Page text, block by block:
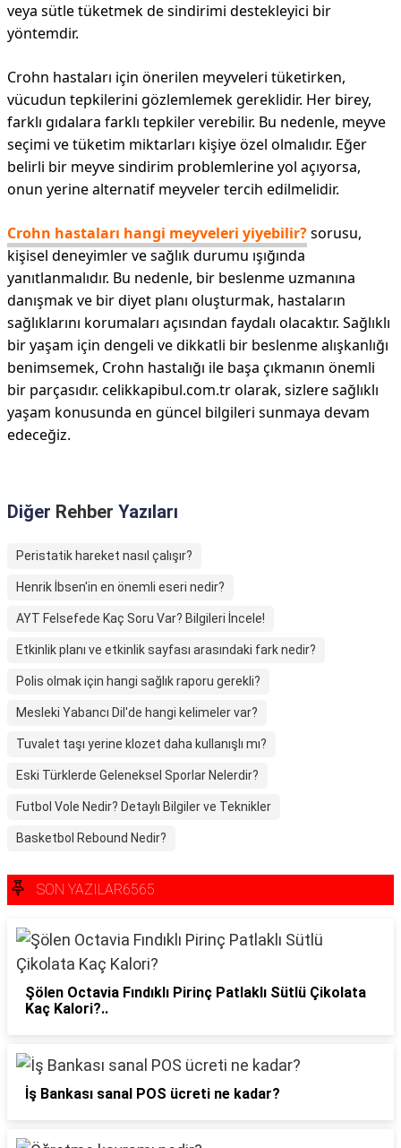
veya sütle tüketmek de sindirimi destekleyici bir
yöntemdir.
Crohn hastaları için önerilen meyveleri tüketirken,
vücudun tepkilerini gözlemlemek gereklidir. Her birey,
farklı gıdalara farklı tepkiler verebilir. Bu nedenle, meyve
seçimi ve tüketim miktarları kişiye özel olmalıdır. Eğer
belirli bir meyve sindirim problemlerine yol açıyorsa,
onun yerine alternatif meyveler tercih edilmelidir.
Crohn hastaları hangi meyveleri yiyebilir?sorusu,
kişisel deneyimler ve sağlık durumu ışığında
yanıtlanmalıdır. Bu nedenle, bir beslenme uzmanına
danışmak ve bir diyet planı oluşturmak, hastaların
sağlıklarını korumaları açısından faydalı olacaktır. Sağlıklı
bir yaşam için dengeli ve dikkatli bir beslenme alışkanlığı
benimsemek, Crohn hastalığı ile başa çıkmanın önemli
bir parçasıdır. celikkapibul.com.tr olarak, sizlere sağlıklı
yaşam konusunda en güncel bilgileri sunmaya devam
edeceğiz.
Diğer Rehber Yazıları
Peristatik hareket nasıl çalışır?
Henrik İbsen'in en önemli eseri nedir?
AYT Felsefede Kaç Soru Var? Bilgileri İncele!
Etkinlik planı ve etkinlik sayfası arasındaki fark nedir?
Polis olmak için hangi sağlık raporu gerekli?
Mesleki Yabancı Dil'de hangi kelimeler var?
Tuvalet taşı yerine klozet daha kullanışlı mı?
Eski Türklerde Geleneksel Sporlar Nelerdir?
Futbol Vole Nedir? Detaylı Bilgiler ve Teknikler
Basketbol Rebound Nedir?
SON YAZILAR6565
Şölen Octavia Fındıklı Pirinç Patlaklı Sütlü Çikolata
Kaç Kalori?..
İş Bankası sanal POS ücreti ne kadar?